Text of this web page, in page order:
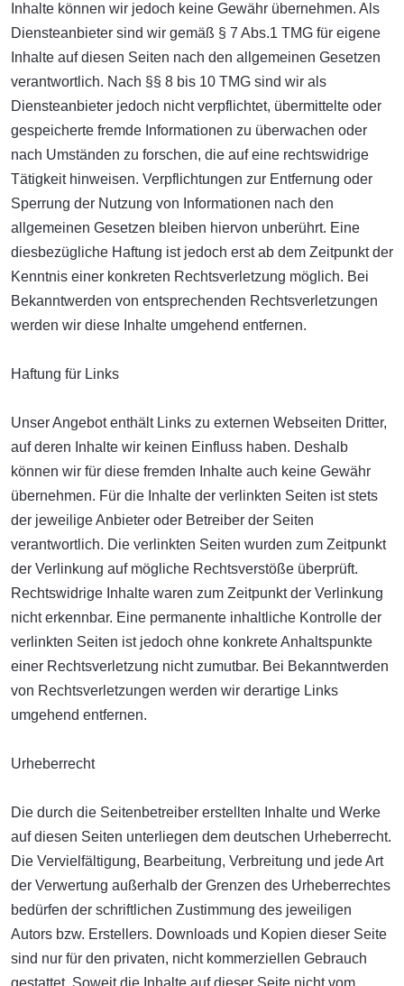
Inhalte können wir jedoch keine Gewähr übernehmen. Als
Diensteanbieter sind wir gemäß § 7 Abs.1 TMG für eigene
Inhalte auf diesen Seiten nach den allgemeinen Gesetzen
verantwortlich. Nach §§ 8 bis 10 TMG sind wir als
Diensteanbieter jedoch nicht verpflichtet, übermittelte oder
gespeicherte fremde Informationen zu überwachen oder
nach Umständen zu forschen, die auf eine rechtswidrige
Tätigkeit hinweisen. Verpflichtungen zur Entfernung oder
Sperrung der Nutzung von Informationen nach den
allgemeinen Gesetzen bleiben hiervon unberührt. Eine
diesbezügliche Haftung ist jedoch erst ab dem Zeitpunkt der
Kenntnis einer konkreten Rechtsverletzung möglich. Bei
Bekanntwerden von entsprechenden Rechtsverletzungen
werden wir diese Inhalte umgehend entfernen.
Haftung für Links
Unser Angebot enthält Links zu externen Webseiten Dritter,
auf deren Inhalte wir keinen Einfluss haben. Deshalb
können wir für diese fremden Inhalte auch keine Gewähr
übernehmen. Für die Inhalte der verlinkten Seiten ist stets
der jeweilige Anbieter oder Betreiber der Seiten
verantwortlich. Die verlinkten Seiten wurden zum Zeitpunkt
der Verlinkung auf mögliche Rechtsverstöße überprüft.
Rechtswidrige Inhalte waren zum Zeitpunkt der Verlinkung
nicht erkennbar. Eine permanente inhaltliche Kontrolle der
verlinkten Seiten ist jedoch ohne konkrete Anhaltspunkte
einer Rechtsverletzung nicht zumutbar. Bei Bekanntwerden
von Rechtsverletzungen werden wir derartige Links
umgehend entfernen.
Urheberrecht
Die durch die Seitenbetreiber erstellten Inhalte und Werke
auf diesen Seiten unterliegen dem deutschen Urheberrecht.
Die Vervielfältigung, Bearbeitung, Verbreitung und jede Art
der Verwertung außerhalb der Grenzen des Urheberrechtes
bedürfen der schriftlichen Zustimmung des jeweiligen
Autors bzw. Erstellers. Downloads und Kopien dieser Seite
sind nur für den privaten, nicht kommerziellen Gebrauch
gestattet. Soweit die Inhalte auf dieser Seite nicht vom